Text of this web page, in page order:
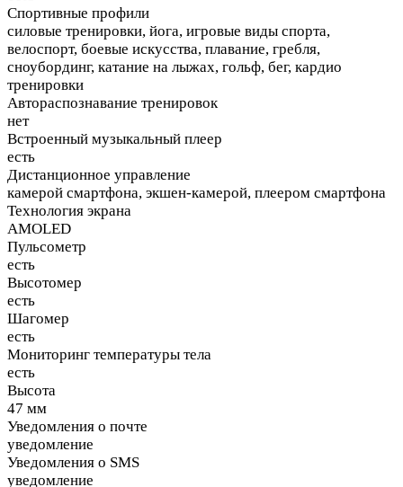
Спортивные профили
силовые тренировки, йога, игровые виды спорта,
велоспорт, боевые искусства, плавание, гребля,
сноубординг, катание на лыжах, гольф, бег, кардио
тренировки
Автораспознавание тренировок
нет
Встроенный музыкальный плеер
есть
Дистанционное управление
камерой смартфона, экшен-камерой, плеером смартфона
Технология экрана
AMOLED
Пульсометр
есть
Высотомер
есть
Шагомер
есть
Мониторинг температуры тела
есть
Высота
47 мм
Уведомления о почте
уведомление
Уведомления о SMS
уведомление